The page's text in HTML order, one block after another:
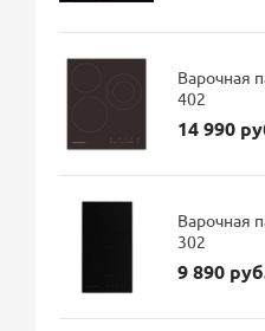
Варочная
402
14 990
Варочная
302
9 890